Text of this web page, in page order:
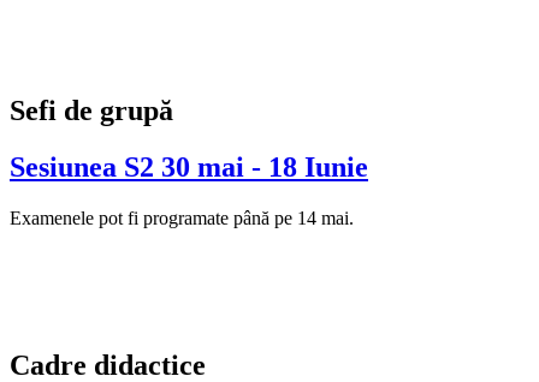
Sefi de grupă
Sesiunea S2 30 mai - 18 Iunie
Examenele pot fi programate până pe 14 mai.
Cadre didactice